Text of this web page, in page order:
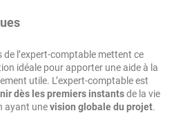
l’expert-comptable mettent ce
idéale pour apporter une aide à la
utile. L’expert-comptable est
dès les premiers instantsde la vie
ayant unevision globale du projet.